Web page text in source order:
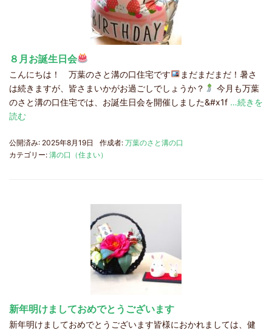
８月お誕生日会
こんにちは！ 万葉のさと溝の口住宅です
まだまだまだ！暑さ
は続きますが、皆さまいかがお過ごしでしょうか？
今月も万葉
のさと溝の口住宅では、お誕生日会を開催しました&#x1f …続きを
読む
公開済み: 2025年8月19日 作成者: 万葉のさと溝の口
カテゴリー: 溝の口（住まい）
新年明けましておめでとうございます
新年明けましておめでとうございます皆様におかれましては、健